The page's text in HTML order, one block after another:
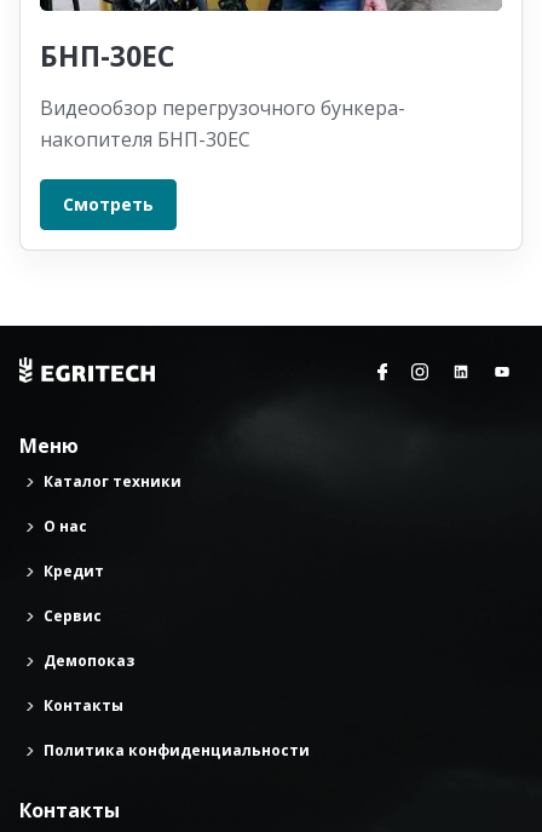
БНП-30ЕС
Видеообзор перегрузочного бункера-
накопителя БНП-30ЕС
Смотреть
Меню
Каталог техники
О нас
Кредит
Сервис
Демопоказ
Контакты
Политика конфиденциальности
Контакты